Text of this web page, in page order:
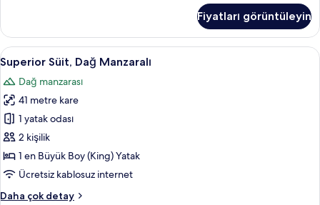
fazla
detay
Fiyatları görüntüleyin
Superior
Süit,
Dağ
Manzaralı
için
tüm
fotoğrafları
görün
Superior Süit, Dağ Manzaralı |
6
Superior Süit, Dağ Manzaralı
Dağ manzarası
41 metre kare
1 yatak odası
2 kişilik
1 en Büyük Boy (King) Yatak
Ücretsiz kablosuz internet
Daha çok detay
Superior